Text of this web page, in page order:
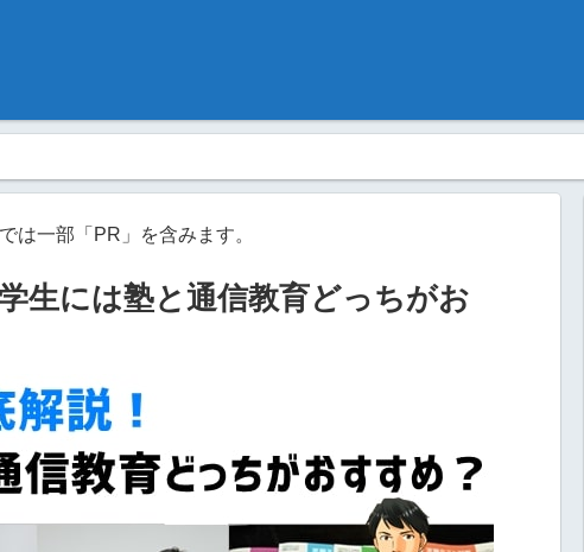
は一部「PR」を含みます。
生には塾と通信教育どっちがお